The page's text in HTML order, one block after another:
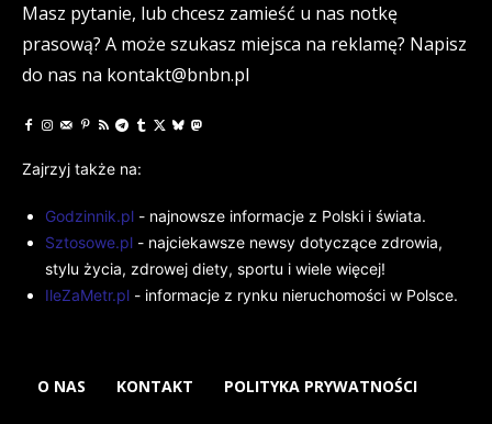
Masz pytanie, lub chcesz zamieść u nas notkę
prasową? A może szukasz miejsca na reklamę? Napisz
do nas na kontakt@bnbn.pl
Zajrzyj także na:
Godzinnik.pl - najnowsze informacje z Polski i świata.
Sztosowe.pl - najciekawsze newsy dotyczące zdrowia,
stylu życia, zdrowej diety, sportu i wiele więcej!
IleZaMetr.pl - informacje z rynku nieruchomości w Polsce.
O NAS KONTAKT POLITYKA PRYWATNOŚCI